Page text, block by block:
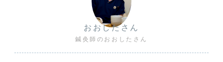
おおしたさん
鍼灸師のおおしたさん